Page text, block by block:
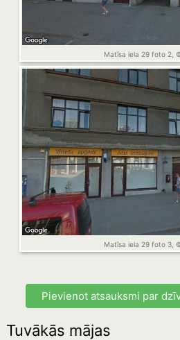
Matīsa iela 29 foto 2,
Matīsa iela 29 foto 3,
Pievienot atsauksmi par
Tuvākās mājas